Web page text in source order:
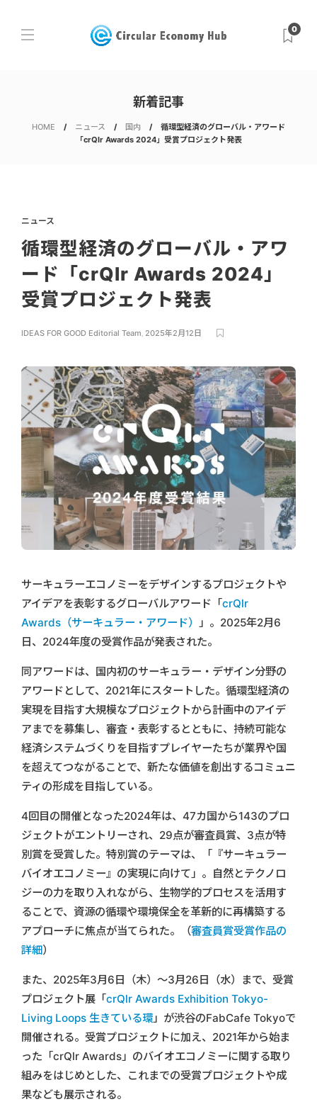
0
新着記事
HOME ニュース 国内
循環型経済のグローバル・アワード
「crQlr Awards 2024」受賞プロジェクト発表
ニュース
循環型経済のグローバル・アワ
ード「crQlr Awards 2024」
受賞プロジェクト発表
IDEAS FOR GOOD Editorial Team, 2025年2月12日
サーキュラーエコノミーをデザインするプロジェクトや
アイデアを表彰するグローバルアワード「crQlr
Awards（サーキュラー・アワード）
」。2025年2月6
日、2024年度の受賞作品が発表された。
同アワードは、国内初のサーキュラー・デザイン分野の
アワードとして、2021年にスタートした。循環型経済の
実現を目指す⼤規模なプロジェクトから計画中のアイデ
アまでを募集し、審査・表彰するとともに、持続可能な
経済システムづくりを目指すプレイヤーたちが業界や国
を超えてつながることで、新たな価値を創出するコミュニ
ティの形成を目指している。
4回目の開催となった2024年は、47カ国から143のプロ
ジェクトがエントリーされ、29点が審査員賞、3点が特
別賞を受賞した。特別賞のテーマは、「『サーキュラー
バイオエコノミー』の実現に向けて」。自然とテクノロ
ジーの力を取り入れながら、生物学的プロセスを活用す
ることで、資源の循環や環境保全を革新的に再構築する
アプローチに焦点が当てられた。（審査員賞受賞作品の
詳細）
また、2025年3月6日（木）〜3月26日（水）まで、受賞
プロジェクト展「crQlr Awards Exhibition Tokyo-
Living Loops 生きている環 」が渋谷のFabCafe Tokyoで
開催される。受賞プロジェクトに加え、2021年から始ま
った「crQlr Awards」のバイオエコノミーに関する取り
組みをはじめとした、これまでの受賞プロジェクトや成
果なども展示される。